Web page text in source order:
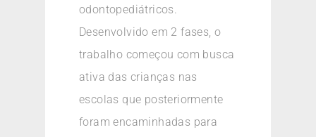
odontopediátricos.
Desenvolvido em 2 fases, o
trabalho começou com busca
ativa das crianças nas
escolas que posteriormente
foram encaminhadas para